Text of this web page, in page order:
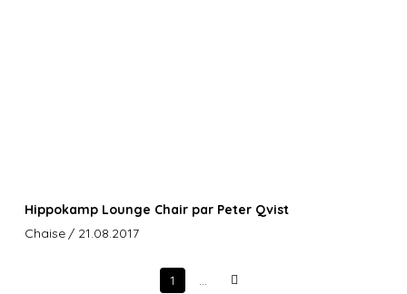
Hippokamp Lounge Chair par Peter Qvist
Chaise / 21.08.2017
1 … Next